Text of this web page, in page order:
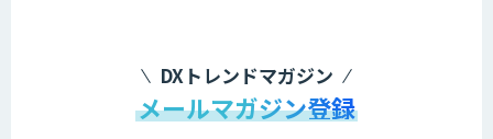
DXトレンドマガジン
メールマガジン登録